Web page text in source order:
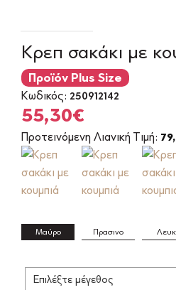
Κρεπ σακάκι με
Προϊόν Plus Size
Κωδικός: 250912142
Original
price
was:
79,00€.
55,30€Η
τρέχουσα
τιμή
είναι:
55,30€.
Προτεινόμενη Λιανική Τιμή:
Μαύρο Πρασινο